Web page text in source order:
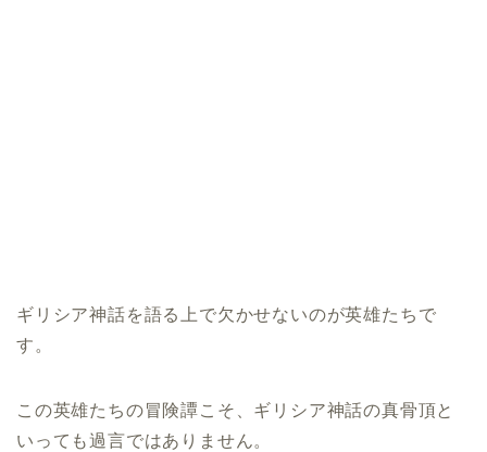
ギリシア神話を語る上で欠かせないのが英雄たちで
す。
この英雄たちの冒険譚こそ、ギリシア神話の真骨頂と
いっても過言ではありません。